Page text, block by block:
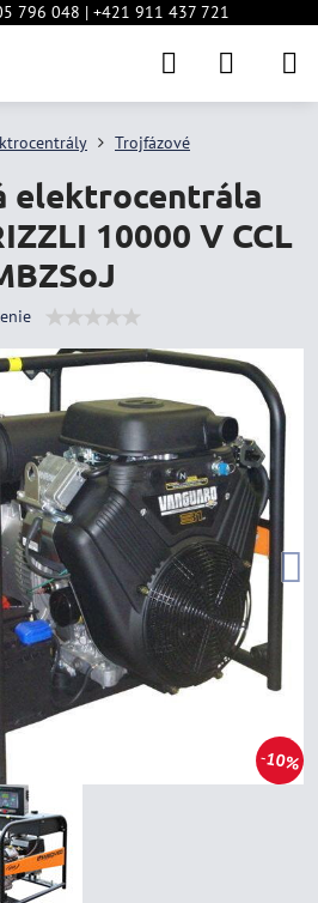
796 048 | +421 911 437 721
10%
Trojfázové
elektrocentrála
10000 V CCL